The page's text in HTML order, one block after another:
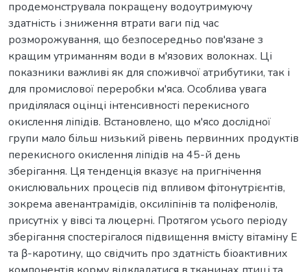
продемонструвала покращену водоутримуючу
здатність і зниження втрати ваги під час
розморожування, що безпосередньо пов'язане з
кращим утриманням води в м'язових волокнах. Ці
показники важливі як для споживчої атрибутики, так і
для промислової переробки м'яса. Особлива увага
приділялася оцінці інтенсивності перекисного
окислення ліпідів. Встановлено, що м'ясо дослідної
групи мало більш низький рівень первинних продуктів
перекисного окислення ліпідів на 45-й день
зберігання. Ця тенденція вказує на пригнічення
окислювальних процесів під впливом фітонутрієнтів,
зокрема авенантрамідів, оксиліпінів та поліфенолів,
присутніх у вівсі та люцерні. Протягом усього періоду
зберігання спостерігалося підвищення вмісту вітаміну Е
та β-каротину, що свідчить про здатність біоактивних